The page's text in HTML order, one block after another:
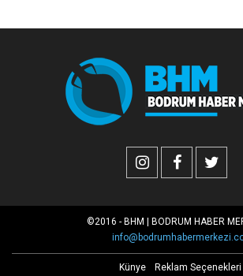
©2016 - BHM | BODRUM HABER
Künye Reklam Seçenekleri